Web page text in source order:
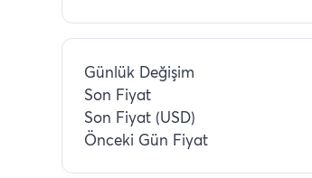
Günlük Değişim
Son Fiyat
Son Fiyat (USD)
Önceki Gün Fiyat